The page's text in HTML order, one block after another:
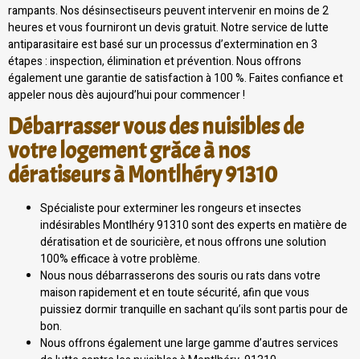
rampants. Nos désinsectiseurs peuvent intervenir en moins de 2
heures et vous fourniront un devis gratuit. Notre service de lutte
antiparasitaire est basé sur un processus d’extermination en 3
étapes : inspection, élimination et prévention. Nous offrons
également une garantie de satisfaction à 100 %. Faites confiance et
appeler nous dès aujourd’hui pour commencer !
Débarrasser vous des nuisibles de
votre logement grâce à nos
dératiseurs à Montlhéry 91310
Spécialiste pour exterminer les rongeurs et insectes
indésirables Montlhéry 91310 sont des experts en matière de
dératisation et de souricière, et nous offrons une solution
100% efficace à votre problème.
Nous nous débarrasserons des souris ou rats dans votre
maison rapidement et en toute sécurité, afin que vous
puissiez dormir tranquille en sachant qu’ils sont partis pour de
bon.
Nous offrons également une large gamme d’autres services